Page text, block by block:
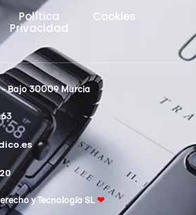
Política
Privacidad
Cookies
- Bajo 30009 Murcia
y Tecnología SL ❤